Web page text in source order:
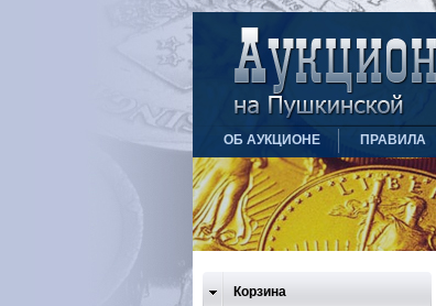
ОБ АУКЦИОНЕ ПРАВИЛА
Корзина